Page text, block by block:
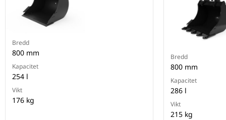
Bredd
800 mm
Kapacitet
254 l
Vikt
176 kg
Bredd
800 mm
Kapacitet
286 l
Vikt
215 kg